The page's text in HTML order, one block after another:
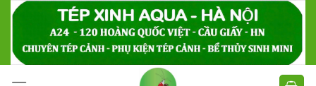
Skip
content